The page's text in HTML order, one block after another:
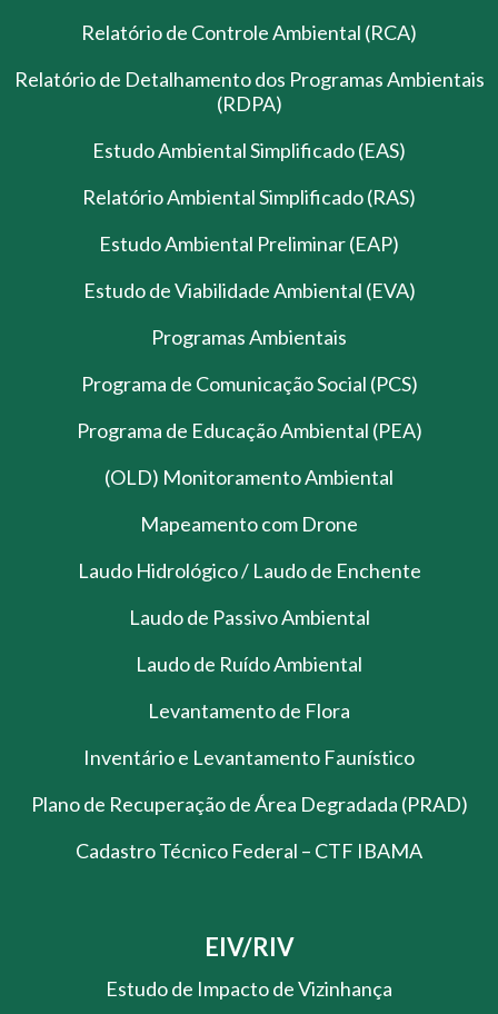
Relatório de Controle Ambiental (RCA)
Relatório de Detalhamento dos Programas Ambientais
(RDPA)
Estudo Ambiental Simplificado (EAS)
Relatório Ambiental Simplificado (RAS)
Estudo Ambiental Preliminar (EAP)
Estudo de Viabilidade Ambiental (EVA)
Programas Ambientais
Programa de Comunicação Social (PCS)
Programa de Educação Ambiental (PEA)
(OLD) Monitoramento Ambiental
Mapeamento com Drone
Laudo Hidrológico / Laudo de Enchente
Laudo de Passivo Ambiental
Laudo de Ruído Ambiental
Levantamento de Flora
Inventário e Levantamento Faunístico
Plano de Recuperação de Área Degradada (PRAD)
Cadastro Técnico Federal – CTF IBAMA
EIV/RIV
Estudo de Impacto de Vizinhança